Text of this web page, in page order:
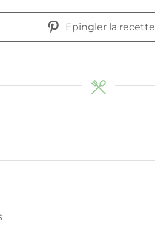
Epingler la recette